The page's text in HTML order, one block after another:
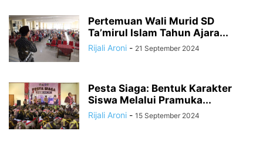
Pertemuan Wali Murid SD
Ta’mirul Islam Tahun Ajara...
Rijali Aroni - 21 September 2024
Pesta Siaga: Bentuk Karakter
Siswa Melalui Pramuka...
Rijali Aroni - 15 September 2024